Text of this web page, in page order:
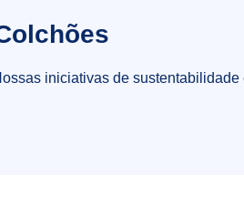
iniciativas de